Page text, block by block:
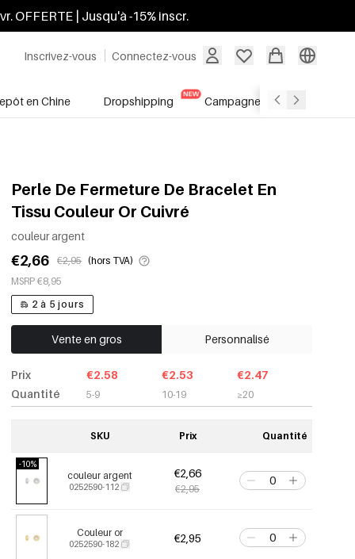
OFFERTE | Jusqu'à -15% inscr.
Inscrivez-vous Connectez-vous
en Chine Dropshipping Campagnes Soldes
Perle De Fermeture De Bracelet En
Tissu Couleur Or Cuivré
couleur argent
€2,66 €2,95 (hors TVA)
MSRP €8,95
2 à 5 jours
Vente en gros Personnalisé
Prix
Quantité
€2.58
5-9
€2.53
10-19
€2.47
≥20
SKU Prix Quantité
-10%
couleur argent
0252590-112
€2,66
€2,95
Couleur or
0252590-182 €2,95